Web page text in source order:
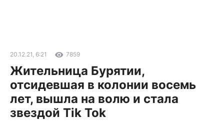
20.12.21, 6:21 7859
Жительница Бурятии,
отсидевшая в колонии восемь
лет, вышла на волю и стала
звездой Tik Tok